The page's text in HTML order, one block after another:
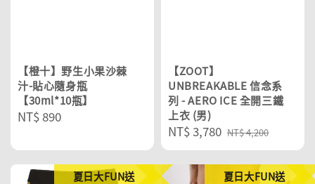
【橙十】野生小果沙棘
汁-貼心隨身瓶
【30ml*10瓶】
Regular
NT$ 890
【ZOOT】
UNBREAKABLE 信念系
列 - AERO ICE 全開三鐵
上衣 (男)
Sale
price
NT$ 3,780 Regular
price
NT$ 4,200
夏日大FUN送 夏日大FUN送